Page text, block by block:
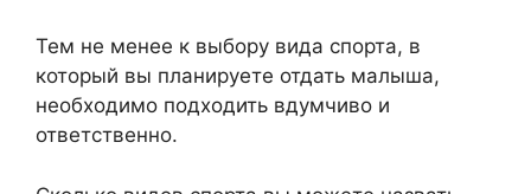
Тем не менее к выбору вида спорта, в
который вы планируете отдать малыша,
необходимо подходить вдумчиво и
ответственно.